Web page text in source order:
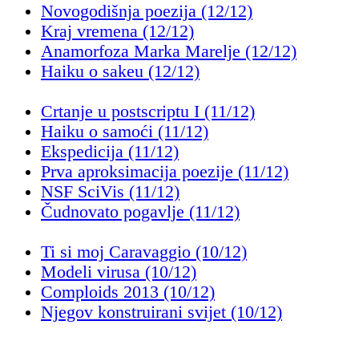
Novogodišnja poezija (12/12)
Kraj vremena (12/12)
Anamorfoza Marka Marelje (12/12)
Haiku o sakeu (12/12)
Crtanje u postscriptu I (11/12)
Haiku o samoći (11/12)
Ekspedicija (11/12)
Prva aproksimacija poezije (11/12)
NSF SciVis (11/12)
Čudnovato pogavlje (11/12)
Ti si moj Caravaggio (10/12)
Modeli virusa (10/12)
Comploids 2013 (10/12)
Njegov konstruirani svijet (10/12)